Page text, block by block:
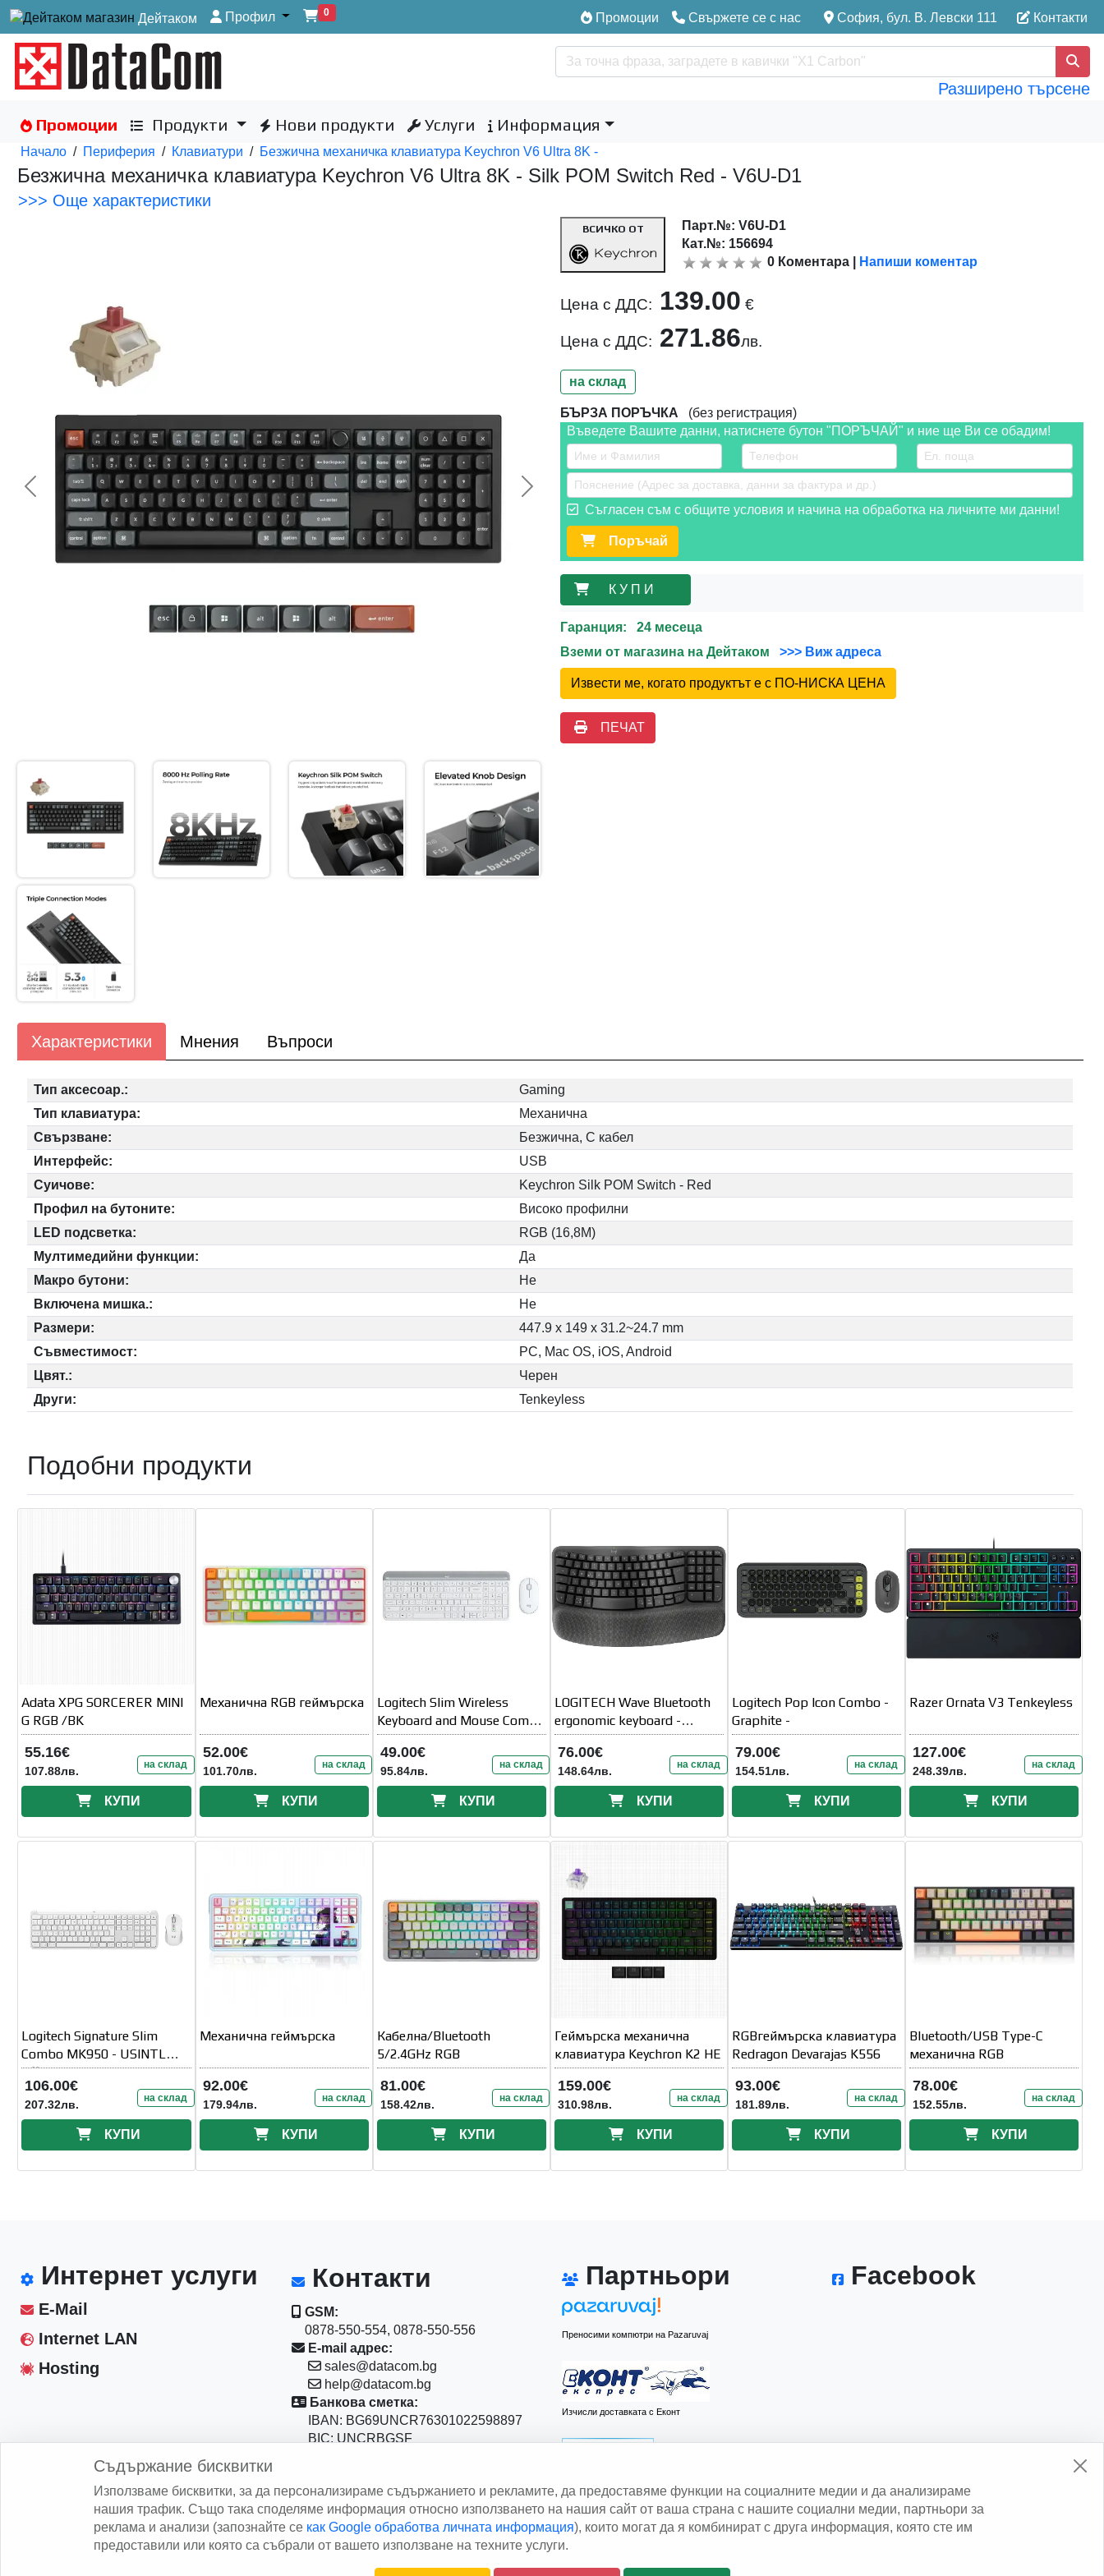
Дейтаком Профил 0 Промоции Свържете се с нас София, бул. В. Левски 111 Контакти
Разширено търсене
Промоции Продукти Нови продукти Услуги Информация
Начало / Периферия / Клавиатури / Безжична механичка клавиатура Keychron V6 Ultra 8K -
Безжична механичка клавиатура Keychron V6 Ultra 8K - Silk POM Switch Red - V6U-D1
>>> Още характеристики
<< Предишна Следваща >>
ВСИЧКО ОТ Парт.№: V6U-D1
Кат.№: 156694
0 Коментара Напиши коментар
Цена с ДДС: 139.00 €
Цена с ДДС: 271.86лв.
на склад
БЪРЗА ПОРЪЧКА (без регистрация)
Въведете Вашите данни, натиснете бутон "ПОРЪЧАЙ" и ние ще Ви се обадим!
Съгласен съм с общите условия и начина на обработка на личните ми данни!
Поръчай
К У П И
Гаранция: 24 месеца
Вземи от магазина на Дейтаком
>>> Виж адреса
Извести ме, когато продуктът е с ПО-НИСКА ЦЕНА
ПЕЧАТ
Характеристики Мнения Въпроси
Тип аксесоар.:
Gaming
Тип клавиатура:
Механична
Свързване:
Безжична, С кабел
Интерфейс:
USB
Суичове:
Keychron Silk POM Switch - Red
Профил на бутоните:
Високо профилни
LED подсветка:
RGB (16,8M)
Мултимедийни функции:
Да
Макро бутони:
Не
Включена мишка.:
Не
Размери:
447.9 x 149 x 31.2~24.7 mm
Съвместимост:
PC, Mac OS, iOS, Android
Цвят.:
Черен
Други:
Tenkeyless
Подобни продукти
Adata XPG SORCERER MINI
G RGB /BK
55.16€
107.88лв. на склад
КУПИ
Механична RGB геймърска
52.00€
101.70лв. на склад
КУПИ
Logitech Slim Wireless
Keyboard and Mouse Combo
MK470 - OFFWHITE
49.00€
95.84лв. на склад
КУПИ
LOGITECH Wave Bluetooth
ergonomic keyboard -
GRAPHITE - US INT' L - B2B
76.00€
148.64лв. на склад
КУПИ
Logitech Pop Icon Combo -
Graphite -
79.00€
154.51лв. на склад
КУПИ
Razer Ornata V3 Tenkeyless
127.00€
248.39лв. на склад
КУПИ
Logitech Signature Slim
Combo MK950 - USINTL
Offwhite
106.00€
207.32лв. на склад
КУПИ
Механична геймърска
92.00€
179.94лв. на склад
КУПИ
Кабелна/Bluetooth
5/2.4GHz RGB
81.00€
158.42лв. на склад
КУПИ
Геймърска механична
клавиатура Keychron K2 HE
159.00€
310.98лв. на склад
КУПИ
RGBгеймърска клавиатура
Redragon Devarajas K556
93.00€
181.89лв. на склад
КУПИ
Bluetooth/USB Type-C
механична RGB
78.00€
152.55лв. на склад
КУПИ
Интернет услуги
E-Mail
Internet LAN
Hosting
Контакти
GSM:
0878-550-554, 0878-550-556
E-mail адрес:
sales@datacom.bg
help@datacom.bg
Банкова сметка:
IBAN: BG69UNCR76301022598897
BIC: UNCRBGSF
бул."Васил Левски" 111
Партньори
Преносими компютри на Pazaruvaj
Изчисли доставката с Еконт
Изчисли доставката със Спиди
Facebook
Съдържание бисквитки
Използваме бисквитки, за да персонализираме съдържанието и рекламите, да предоставяме функции на социалните медии и да анализираме
нашия трафик. Също така споделяме информация относно използването на нашия сайт от ваша страна с нашите социални медии, партньори за
реклама и анализи (запознайте се как Google обработва личната информация), които могат да я комбинират с друга информация, която сте им
предоставили или която са събрали от вашето използване на техните услуги.